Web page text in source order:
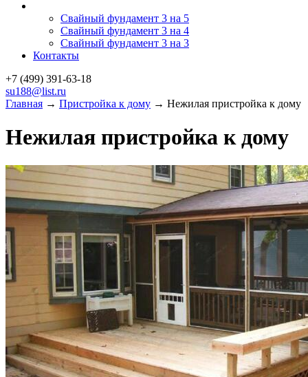
Свайный фундамент 3 на 5
Свайный фундамент 3 на 4
Свайный фундамент 3 на 3
Контакты
+7 (499) 391-63-18
su188@list.ru
Главная → Пристройка к дому → Нежилая пристройка к дому
Нежилая пристройка к дому